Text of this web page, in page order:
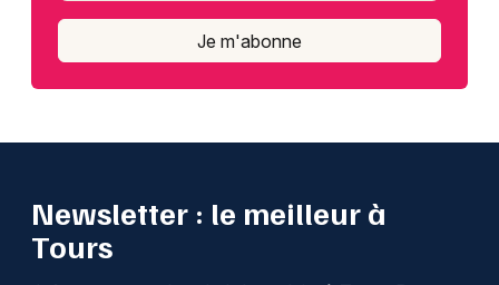
Je m'abonne
Newsletter : le meilleur à
Tours